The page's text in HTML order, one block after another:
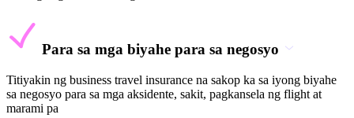
Para sa mga biyahe para sa negosyo
Titiyakin ng business travel insurance na sakop ka sa iyong biyahe
sa negosyo para sa mga aksidente, sakit, pagkansela ng flight at
marami pa